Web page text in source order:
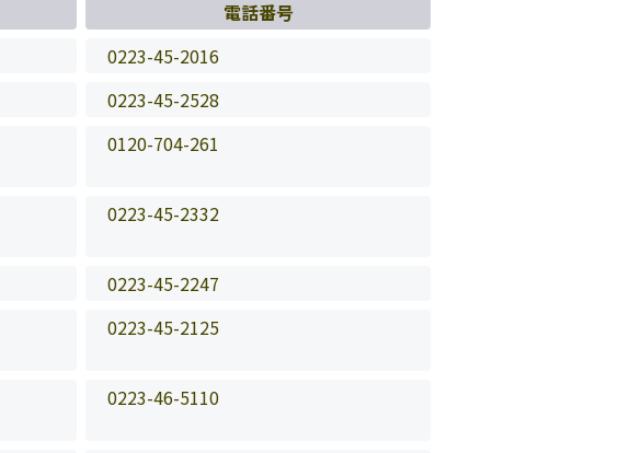
電話番号
0223-45-2016
0223-45-2528
0120-704-261
0223-45-2332
0223-45-2247
0223-45-2125
0223-46-5110